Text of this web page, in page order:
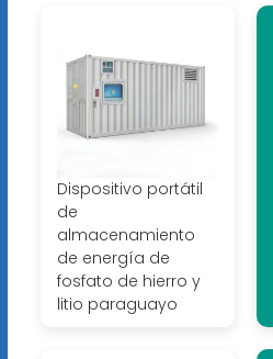
Dispositivo portátil
de
almacenamiento
de energía de
fosfato de hierro y
litio paraguayo